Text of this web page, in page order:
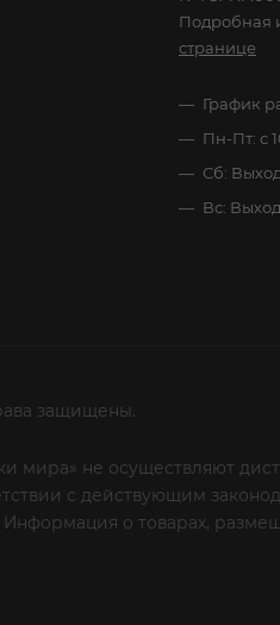
Подробная
странице
График
Пн-Пт: с
Сб:
Вс:
защищены.
мира» не осуществляют
с действующим
о товарах,